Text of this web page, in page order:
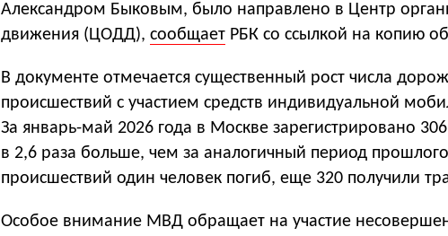
Александром Быковым, было направлено в Центр
движения (ЦОДД), сообщает РБК со ссылкой на копию
В документе отмечается существенный рост числа
происшествий с участием средств индивидуальной
За январь-май 2026 года в Москве зарегистрировано
в 2,6 раза больше, чем за аналогичный период прошлого
происшествий один человек погиб, еще 320 получили
Особое внимание МВД обращает на участие